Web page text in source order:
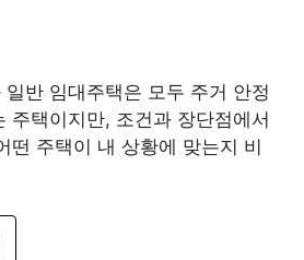
반 임대주택은 모두 주거 안정
주택이지만, 조건과 장단점에서
떤 주택이 내 상황에 맞는지 비